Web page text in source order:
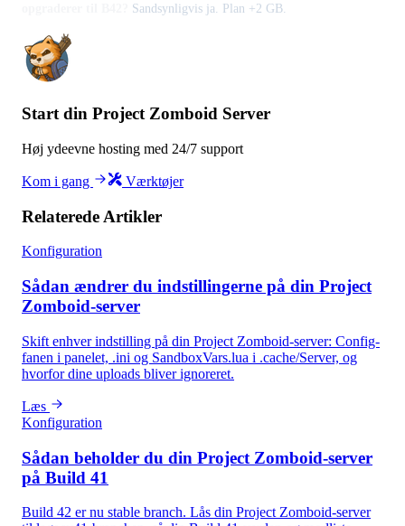
Sandsynligvis ja. Plan +2 GB.
Start din Project Zomboid Server
Høj ydeevne hosting med 24/7 support
Kom i gang Værktøjer
Relaterede Artikler
Konfiguration
Sådan ændrer du indstillingerne på din Project
Zomboid-server
Skift enhver indstilling på din Project Zomboid-server: Config-
fanen i panelet, .ini og SandboxVars.lua i .cache/Server, og
hvorfor dine uploads bliver ignoreret.
Læs
Konfiguration
Sådan beholder du din Project Zomboid-server
på Build 41
Build 42 er nu stable branch. Lås din Project Zomboid-server